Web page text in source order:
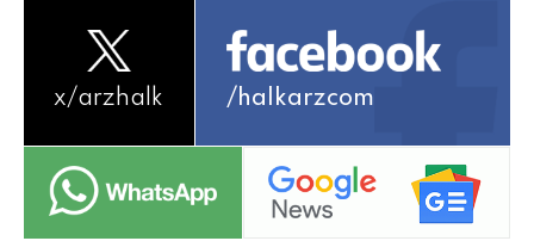
x/arzhalk /halkarzcom